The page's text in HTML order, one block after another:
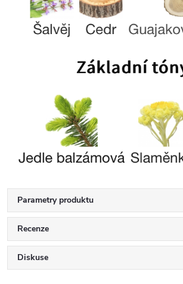
Parametry produktu
Recenze
Diskuse